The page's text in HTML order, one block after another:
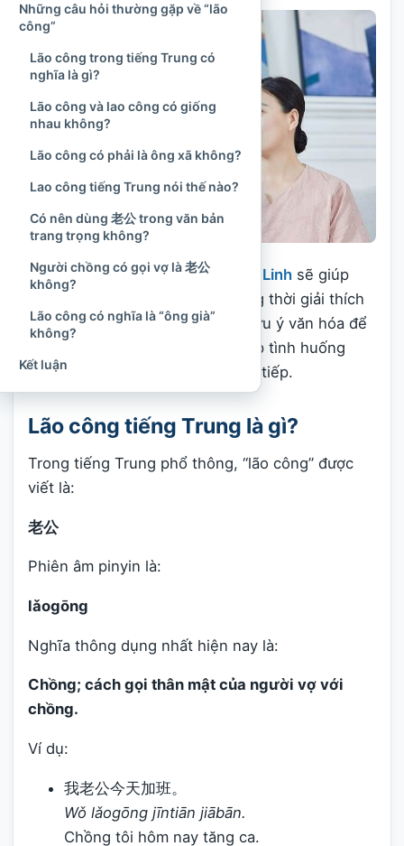
Trong bài viết này,Văn Hóa Tâm Linh sẽ giúp
bạn đọc phân biệt rõ hai từ, đồng thời giải thích
cách đọc, cách dùng và những lưu ý văn hóa để
người học tiếng Trung không gặp tình huống
hiểu sai hoặc dịch sai trong giao tiếp.
Lão công tiếng Trung là gì?
Trong tiếng Trung phổ thông, “lão công” được
viết là:
老公
Phiên âm pinyin là:
lǎogōng
Nghĩa thông dụng nhất hiện nay là:
Chồng; cách gọi thân mật của người vợ với
chồng.
Ví dụ:
我老公今天加班。
Wǒ lǎogōng jīntiān jiābān.
Chồng tôi hôm nay tăng ca.
Những câu hỏi thường gặp về “lão
công”
Lão công trong tiếng Trung có
nghĩa là gì?
Lão công và lao công có giống
nhau không?
Lão công có phải là ông xã không?
Lao công tiếng Trung nói thế nào?
Có nên dùng 老公 trong văn bản
trang trọng không?
Người chồng có gọi vợ là 老公
không?
Lão công có nghĩa là “ông già”
không?
Kết luận